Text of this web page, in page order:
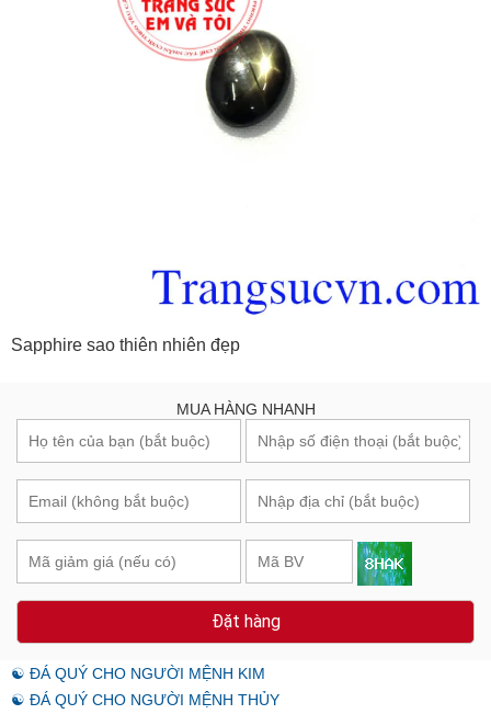
Sapphire sao thiên nhiên đẹp
MUA HÀNG NHANH
Đặt hàng
☯ ĐÁ QUÝ CHO NGƯỜI MỆNH KIM
☯ ĐÁ QUÝ CHO NGƯỜI MỆNH THỦY